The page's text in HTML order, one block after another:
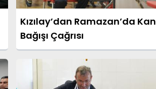
Kızılay’dan Ramazan’da Kan
Bağışı Çağrısı